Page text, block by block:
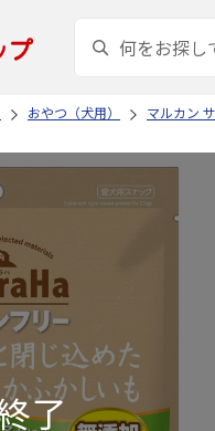
おやつ（犬用） マルカン